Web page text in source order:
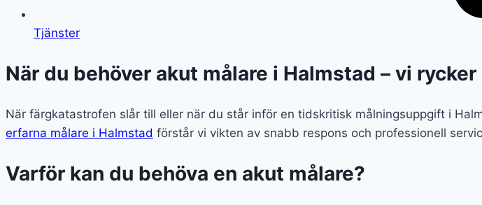
Tjänster
När du behöver akut målare i Halmstad – vi
När färgkatastrofen slår till eller när du står inför en tidskritisk målningsuppgift i
erfarna målare i Halmstad förstår vi vikten av snabb respons och professionell
Varför kan du behöva en akut målare?